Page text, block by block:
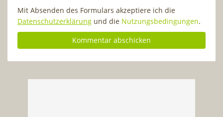
Mit Absenden des Formulars akzeptiere ich die
Datenschutzerklärung und die Nutzungsbedingungen.